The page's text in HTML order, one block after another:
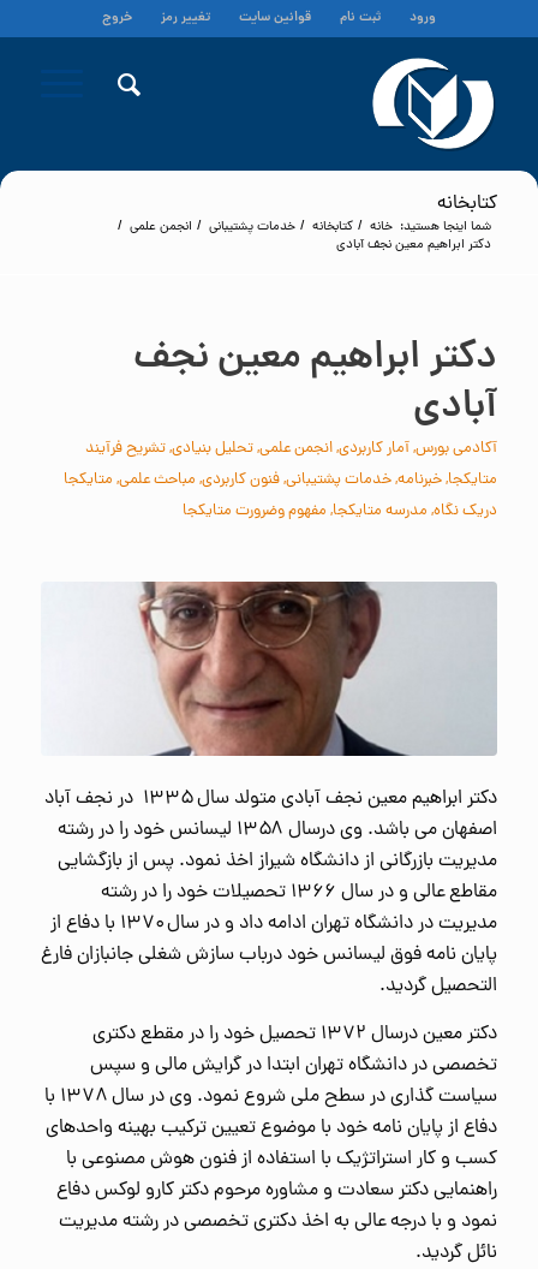
ورود ثبت نام قوانین سایت تغییر رمز خروج
کتابخانه
شما اینجا هستید: خانه / کتابخانه / خدمات پشتیبانی / انجمن علمی /
دکتر ابراهیم معین نجف آبادی
دکتر ابراهیم معین نجف
آبادی
آکادمی بورس,آمار کاربردی,انجمن علمی,تحلیل بنیادی,تشریح فرآیند
متایکجا,خبرنامه,خدمات پشتیبانی,فنون کاربردی, مباحث علمی, متایکجا
دریک نگاه, مدرسه متایکجا, مفهوم وضرورت متایکجا
دکتر ابراهیم معین نجف آبادی متولد سال ۱۳۳۵ در نجف آباد
اصفهان می باشد. وی درسال ۱۳۵۸ لیسانس خود را در رشته
مدیریت بازرگانی از دانشگاه شیراز اخذ نمود. پس از بازگشایی
مقاطع عالی و در سال ۱۳۶۶ تحصیلات خود را در رشته
مدیریت در دانشگاه تهران ادامه داد و در سال ۱۳۷۰ با دفاع از
پایان نامه فوق لیسانس خود درباب سازش شغلی جانبازان فارغ
التحصیل گردید.
دکتر معین درسال ۱۳۷۲ تحصیل خود را در مقطع دکتری
تخصصی در دانشگاه تهران ابتدا در گرایش مالی و سپس
سیاست گذاری در سطح ملی شروع نمود. وی در سال ۱۳۷۸ با
دفاع از پایان نامه خود با موضوع تعیین ترکیب بهینه واحدهای
کسب و کار استراتژیک با استفاده از فنون هوش مصنوعی با
راهنمایی دکتر سعادت و مشاوره مرحوم دکتر کارو لوکس دفاع
نمود و با درجه عالی به اخذ دکتری تخصصی در رشته مدیریت
نائل گردید.